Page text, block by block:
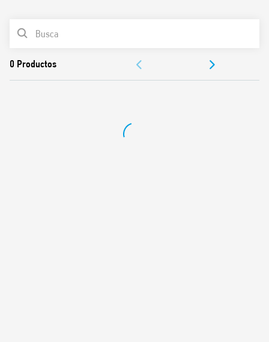
0 Productos